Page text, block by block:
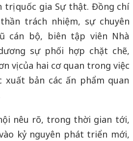
trị quốc gia Sự thật. Đồng chí
trách nhiệm, sự chuyên
cán bộ, biên tập viên Nhà
sự phối hợp chặt chẽ,
vị của hai cơ quan trong việc
bản các ấn phẩm quan
nêu rõ, trong thời gian tới,
kỷ nguyên phát triển mới,